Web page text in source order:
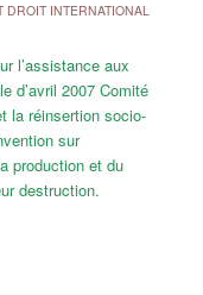
DROIT INTERNATIONAL
l’assistance aux
d’avril 2007 Comité
la réinsertion socio-
sur
production et du
destruction.